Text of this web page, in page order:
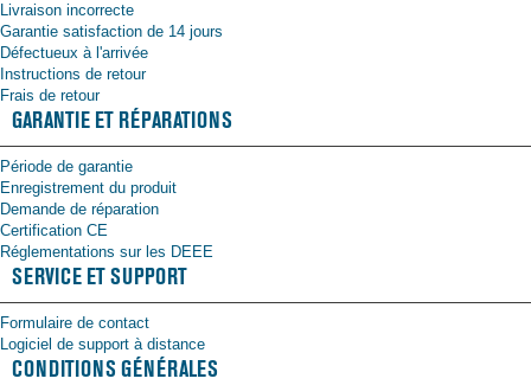
Livraison incorrecte
Garantie satisfaction de 14 jours
Défectueux à l'arrivée
Instructions de retour
Frais de retour
GARANTIE ET RÉPARATIONS
Période de garantie
Enregistrement du produit
Demande de réparation
Certification CE
Réglementations sur les DEEE
SERVICE ET SUPPORT
Formulaire de contact
Logiciel de support à distance
CONDITIONS GÉNÉRALES